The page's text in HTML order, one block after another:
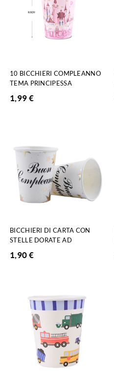
10 BICCHIERI COMPLEANNO
TEMA PRINCIPESSA
1,99€
BICCHIERI DI CARTA CON
STELLE DORATE AD
1,90€